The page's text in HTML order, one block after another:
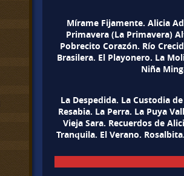
Mírame Fijamente. Alicia
Primavera (La Primavera)
Pobrecito Corazón. Río
Brasilera. El Playonero. La
Niña
La Despedida. La Custodia
Resabia. La Perra. La Puya
Vieja Sara. Recuerdos de
Tranquila. El Verano.